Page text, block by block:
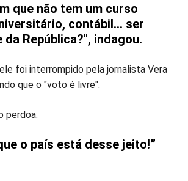
que não tem um curso
contábil… ser
República?", indagou.
foi interrompido pela jornalista Vera
que o "voto é livre".
perdoa:
o país está desse jeito!”